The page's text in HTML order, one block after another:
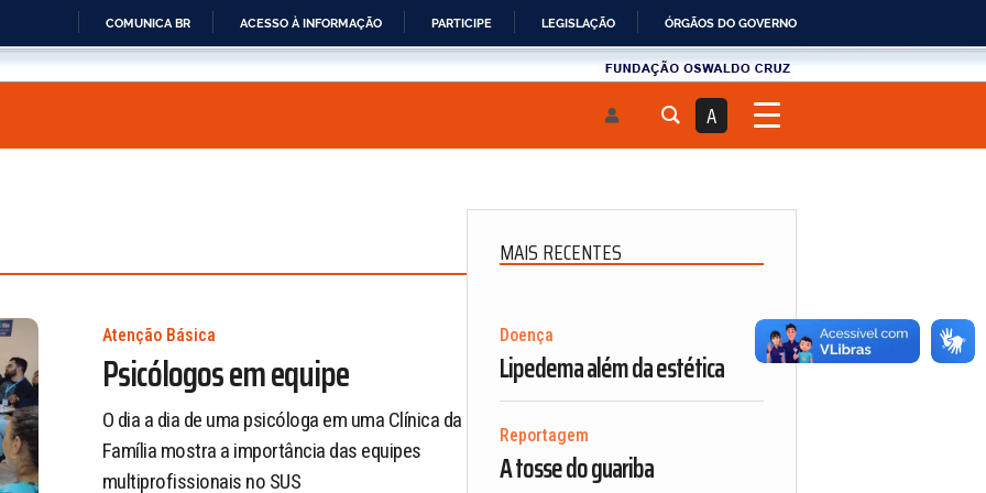
IR
COMUNICA BR ACESSO À INFORMAÇÃO PARTICIPE LEGISLAÇÃO ÓRGÃOS DO GOVERNO
Fundau00e7u00e3o
A
Atenção Básica
Psicólogos em equipe
O dia a dia de uma psicóloga em uma Clínica da
Família mostra a importância das equipes
multiprofissionais no SUS
MAIS RECENTES
Doença
Lipedema além da estética
Reportagem
A tosse do guariba